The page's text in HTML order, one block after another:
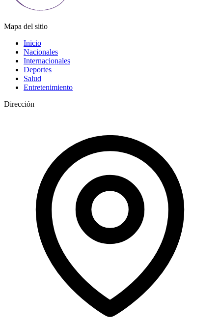
Mapa del sitio
Inicio
Nacionales
Internacionales
Deportes
Salud
Entretenimiento
Dirección